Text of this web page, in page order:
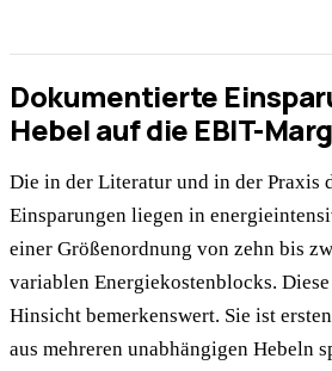
Dokumentierte
Hebel auf die EBIT-
Die in der Literatur und in der Praxis
Einsparungen liegen in
einer Größenordnung von zehn bis
variablen Energiekostenblocks.
Hinsicht bemerkenswert. Sie ist
aus mehreren unabhängigen Hebeln